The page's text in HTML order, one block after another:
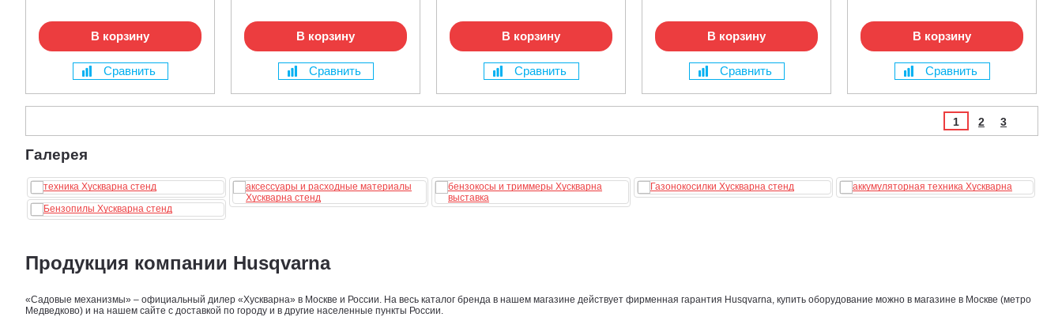
В корзину
Сравнить
В корзину
Сравнить
В корзину
Сравнить
В корзину
Сравнить
В корзину
Сравнить
1 2 3
Галерея
Продукция компании Husqvarna
«Садовые механизмы» – официальный дилер «Хускварна» в Москве и России. На весь каталог бренда в нашем магазине действует фирменная гарантия Husqvarna, купить оборудование можно в магазине в Москве (метро
Медведково) и на нашем сайте с доставкой по городу и в другие населенные пункты России.